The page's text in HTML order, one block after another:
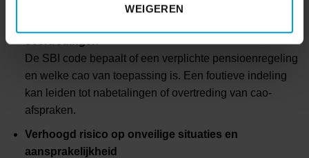
WEIGEREN
overtredingen
De SBI code bepaalt of een verplichte pensioenregeling
en welke cao van toepassing is. Een foutieve indeling
kan leiden tot nabetalingen of overtreding van cao-
afspraken.
Verhoogd risico op onveilige situaties en
aansprakelijkheid